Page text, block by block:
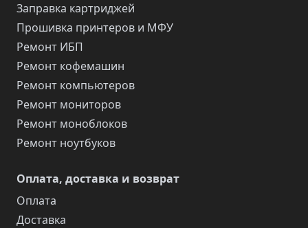
Заправка картриджей
Прошивка принтеров и МФУ
Ремонт ИБП
Ремонт кофемашин
Ремонт компьютеров
Ремонт мониторов
Ремонт моноблоков
Ремонт ноутбуков
Оплата, доставка и возврат
Оплата
Доставка